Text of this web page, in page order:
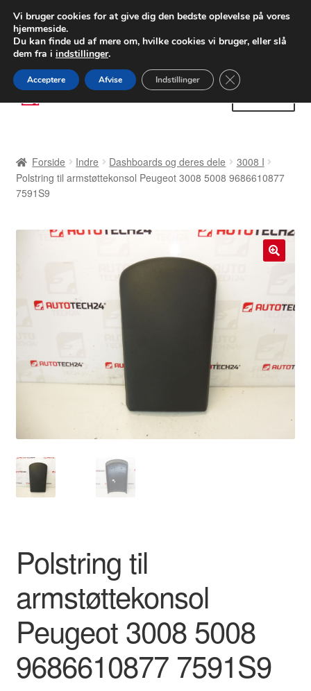
LEVERING fra 55 kr.
FEDEX verdensomspændende forsendelse
80 82 72 02
Spring
til
Spring
til
Betalinger
Kurv
Om os
Forside Indre Dashboards og deres dele
3008 I
Polstring til armstøttekonsol Peugeot 3008 5008 9686610877
7591S9
Polstring til
armstøttekonsol
Peugeot 3008 5008
9686610877 7591S9
Vi bruger cookies for at give dig den bedste oplevelse på vores
hjemmeside.
Du kan finde ud af mere om, hvilke cookies vi bruger, eller slå
dem fra i indstillinger.
Acceptere Afvise Indstillinger Close GDPR